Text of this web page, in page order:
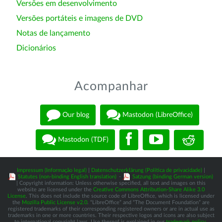
Versões em desenvolvimento
Versões portáteis e imagens de DVD
Notas de lançamento
Dicionários
Acompanhar
Our blog Mastodon (LibreOffice)
Mastodon (TDF)
Impressum (Informação legal) Datenschutzerklärung (Política de privacidade)
Statutes (non-binding English translation) -
Satzung (binding German version)
| Copyright information: Unless otherwise specified, all text and images on this
website are licensed under the Creative Commons Attribution-Share Alike 3.0
License . This does not include the source code of LibreOffice, which is licensed under
the Mozilla Public License v2.0 . “LibreOffice” and “The Document Foundation” are
registered trademarks of their corresponding registered owners or are in actual use as
trademarks in one or more countries. Their respective logos and icons are also subject